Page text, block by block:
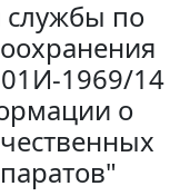
по
01И-1969/14
о